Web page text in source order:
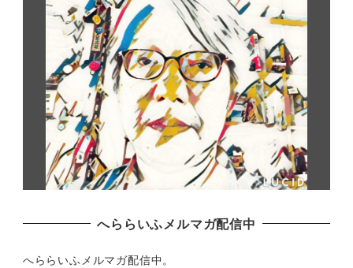
へららいふメルマガ配信中
へららいふメルマガ配信中。